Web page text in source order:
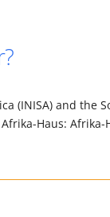
(INISA) and
Haus: Afrika-